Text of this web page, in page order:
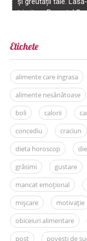
Etichete
alimente care ingrasa
alimente nesănătoase
boli
calorii
concediu
craciun
dieta horoscop
grăsimi
gustare
mancat emoțional
mișcare
motivație
obiceiuri alimentare
post
povesti de